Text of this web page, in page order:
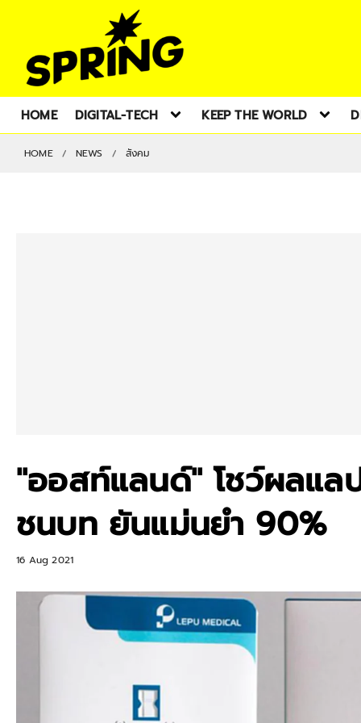
HOME DIGITAL-TECH KEEP THE WORLD
HOME NEWS สังคม
"ออสท์แลนด์" โชว์ผลแล
ชนบท ยันแม่นยำ 90%
16 Aug 2021